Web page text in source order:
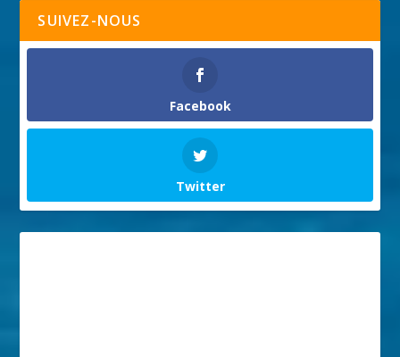
SUIVEZ-NOUS
Facebook
Twitter